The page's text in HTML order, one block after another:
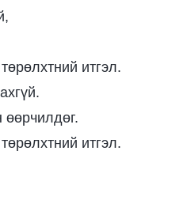
итгэл.
өөрчилдөг.
итгэл.